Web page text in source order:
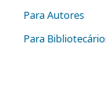
Para Autores
Para